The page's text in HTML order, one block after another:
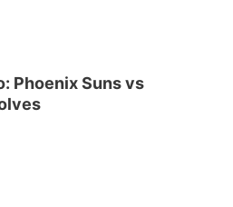
Phoenix Suns vs